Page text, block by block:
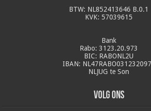
BTW: NL852413646 B.0.1
KVK: 57039615
Bank
Rabo: 3123.20.973
BIC: RABONL2U
IBAN:
NLJUG te Son
Volg ons